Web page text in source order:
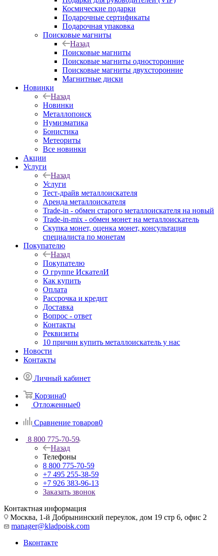
Космические подарки
Подарочные сертификаты
Подарочная упаковка
Поисковые магниты
Назад
Поисковые магниты
Поисковые магниты односторонние
Поисковые магниты двухсторонние
Магнитные диски
Новинки
Назад
Новинки
Металлопоиск
Нумизматика
Бонистика
Метеориты
Все новинки
Акции
Услуги
Назад
Услуги
Тест-драйв металлоискателя
Аренда металлоискателя
Trade-in - обмен старого металлоискателя на новый
Trade-in-mix - обмен монет на металлоискатель
Скупка монет, оценка монет, консультация
специалиста по монетам
Покупателю
Назад
Покупателю
О группе ИскателИ
Как купить
Оплата
Рассрочка и кредит
Доставка
Вопрос - ответ
Контакты
Реквизиты
10 причин купить металлоискатель у нас
Новости
Контакты
Личный кабинет
Корзина0
Отложенные0
Сравнение товаров0
8 800 775-70-59
Назад
Телефоны
8 800 775-70-59
+7 495 255-38-59
+7 926 383-96-13
Заказать звонок
Контактная информация
Москва, 1-й Добрынинский переулок, дом 19 стр 6, офис 2
manager@kladpoisk.com
Вконтакте